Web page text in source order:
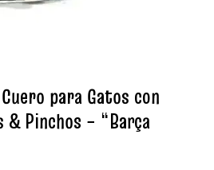
para Gatos con
Pinchos – “Barça